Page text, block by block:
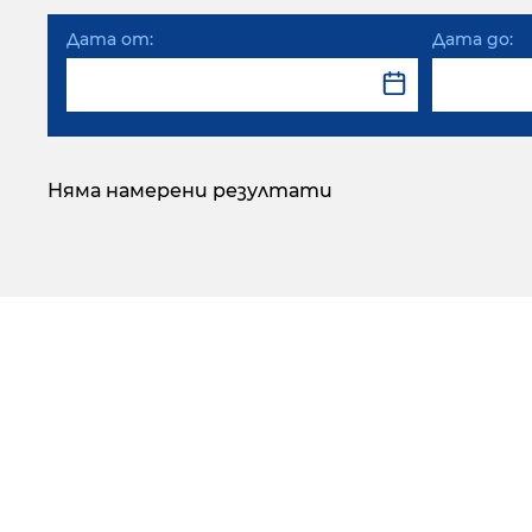
Дата от: Дата до:
Няма намерени резултати